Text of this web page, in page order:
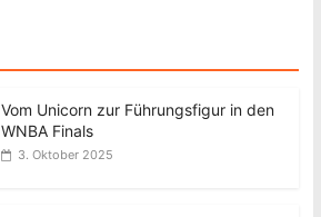
Vom Unicorn zur Führungsfigur in den
WNBA Finals
3. Oktober 2025